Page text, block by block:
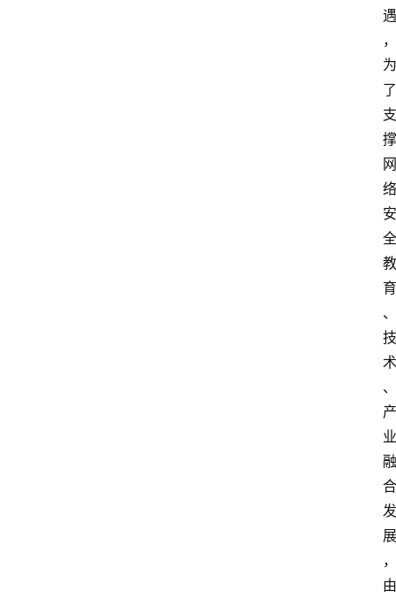
遇
，
为
了
支
撑
网
络
安
全
教
育
、
技
术
、
产
业
融
合
发
展
，
由